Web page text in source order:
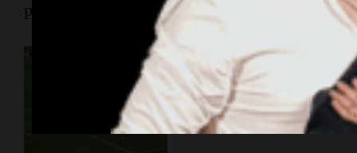
pelota en la salida y Julián Quiñones definió de
Cobertura exclusiva
México tardó ocho
el primer gol del